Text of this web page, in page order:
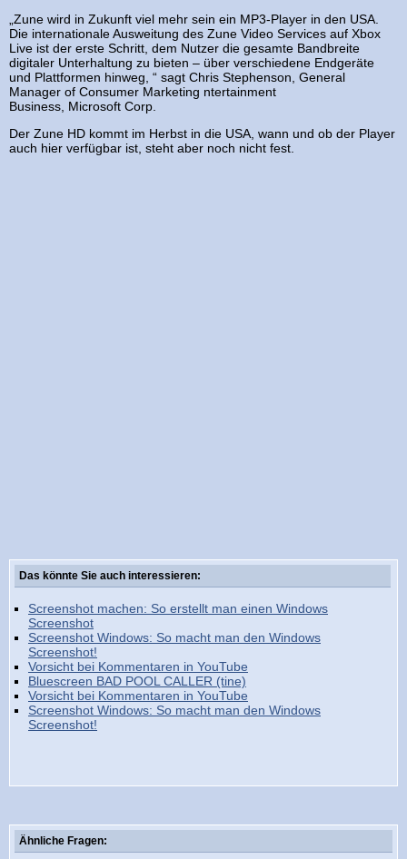
„Zune wird in Zukunft viel mehr sein ein MP3-Player in den USA.
Die internationale Ausweitung des Zune Video Services auf Xbox
Live ist der erste Schritt, dem Nutzer die gesamte Bandbreite
digitaler Unterhaltung zu bieten – über verschiedene Endgeräte
und Plattformen hinweg, “ sagt Chris Stephenson, General
Manager of Consumer Marketing ntertainment
Business, Microsoft Corp.
Der Zune HD kommt im Herbst in die USA, wann und ob der Player
auch hier verfügbar ist, steht aber noch nicht fest.
Das könnte Sie auch interessieren:
Screenshot machen: So erstellt man einen Windows
Screenshot
Screenshot Windows: So macht man den Windows
Screenshot!
Vorsicht bei Kommentaren in YouTube
Bluescreen BAD POOL CALLER (tine)
Vorsicht bei Kommentaren in YouTube
Screenshot Windows: So macht man den Windows
Screenshot!
Ähnliche Fragen: